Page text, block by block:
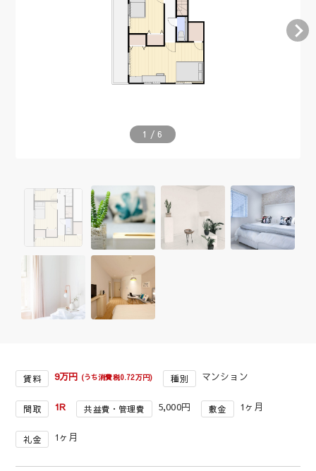
1 / 6
賃料 9万円 (うち消費税0.72万円) 種別 マンション
間取 1R 共益費・管理費 5,000円 敷金 1ヶ月
礼金 1ヶ月